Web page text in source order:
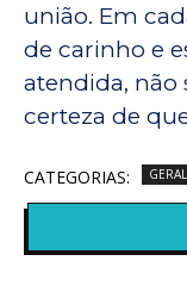
união. Em
de carinho e
atendida, não
certeza de
CATEGORIAS: GERAL